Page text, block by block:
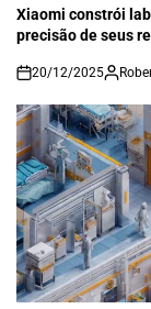
IN
Xiaomi constrói
precisão de seus
on
20/12/2025